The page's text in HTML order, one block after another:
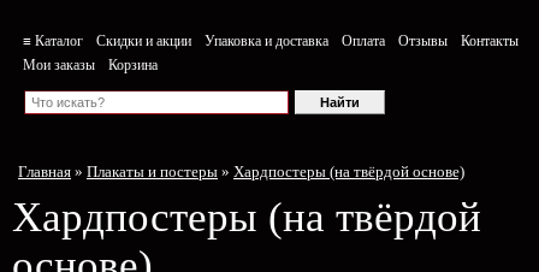
≡ Каталог Скидки и акции Упаковка и доставка Оплата Отзывы
Контакты
Мои заказы
Корзина
Главная » Плакаты и постеры » Хардпостеры (на твёрдой основе)
Хардпостеры (на твёрдой